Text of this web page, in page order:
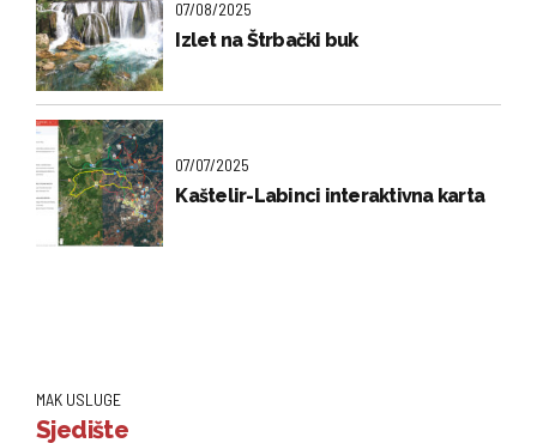
07/08/2025
Izlet na Štrbački buk
07/07/2025
Kaštelir-Labinci interaktivna karta
MAK USLUGE
Sjedište